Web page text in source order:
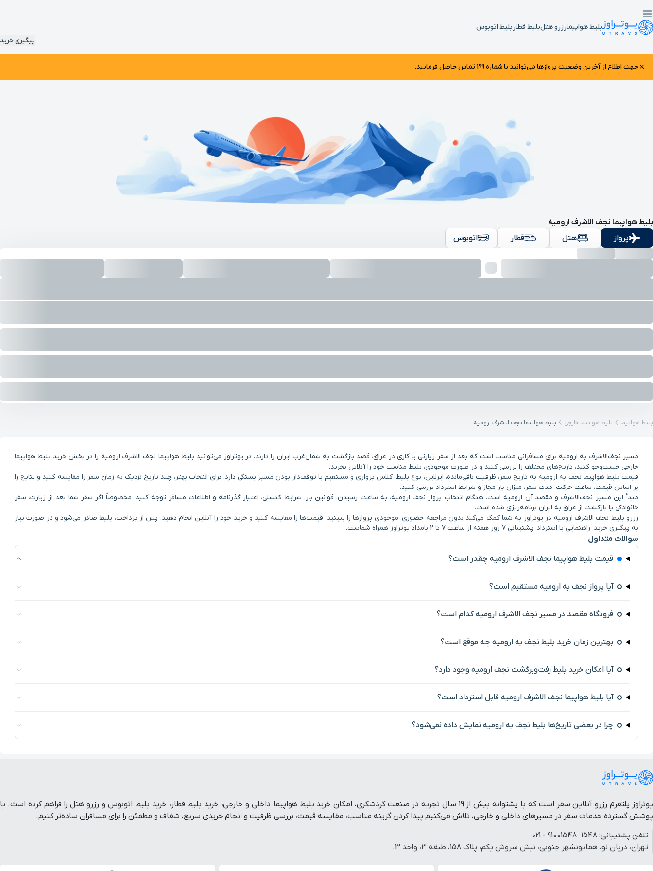
بلیط هواپیمارزرو هتلبلیط قطار بلیط اتوبوس
پیگیری خرید
جهت اطلاع از آخرین وضعیت پرواز‌ها می‌توانید با شماره 199 تماس حاصل فرمایید.
بلیط هواپیما نجف الاشرف ارومیه
پرواز
هتل قطار اتوبوس
بلیط هواپیما بلیط هواپیما خارجی بلیط هواپیما نجف الاشرف ارومیه
مسیر نجف‌الاشرف به ارومیه برای مسافرانی مناسب است که بعد از سفر زیارتی یا کاری در عراق، قصد بازگشت به شمال‌غرب ایران را دارند. در یوتراوز می‌توانید بلیط هواپیما نجف الاشرف ارومیه را در بخش خرید بلیط هواپیما
خارجی جست‌وجو کنید، تاریخ‌های مختلف را بررسی کنید و در صورت موجودی، بلیط مناسب خود را آنلاین بخرید.
قیمت بلیط هواپیما نجف به ارومیه به تاریخ سفر، ظرفیت باقی‌مانده، ایرلاین، نوع بلیط، کلاس پروازی و مستقیم یا توقف‌دار بودن مسیر بستگی دارد. برای انتخاب بهتر، چند تاریخ نزدیک به زمان سفر را مقایسه کنید و نتایج را
بر اساس قیمت، ساعت حرکت، مدت سفر، میزان بار مجاز و شرایط استرداد بررسی کنید.
مبدأ این مسیر نجف‌الاشرف و مقصد آن ارومیه است. هنگام انتخاب پرواز نجف ارومیه، به ساعت رسیدن، قوانین بار، شرایط کنسلی، اعتبار گذرنامه و اطلاعات مسافر توجه کنید؛ مخصوصاً اگر سفر شما بعد از زیارت، سفر
خانوادگی یا بازگشت از عراق به ایران برنامه‌ریزی شده است.
رزرو بلیط نجف الاشرف ارومیه در یوتراوز به شما کمک می‌کند بدون مراجعه حضوری، موجودی پروازها را ببینید، قیمت‌ها را مقایسه کنید و خرید خود را آنلاین انجام دهید. پس از پرداخت، بلیط صادر می‌شود و در صورت نیاز
به پیگیری خرید، راهنمایی یا استرداد، پشتیبانی 7 روز هفته از ساعت 7 تا 2 بامداد یوتراوز همراه شماست.
سوالات متداول
قیمت بلیط هواپیما نجف الاشرف ارومیه چقدر است؟
آیا پرواز نجف به ارومیه مستقیم است؟
فرودگاه مقصد در مسیر نجف الاشرف ارومیه کدام است؟
بهترین زمان خرید بلیط نجف به ارومیه چه موقع است؟
آیا امکان خرید بلیط رفت‌وبرگشت نجف ارومیه وجود دارد؟
آیا بلیط هواپیما نجف الاشرف ارومیه قابل استرداد است؟
چرا در بعضی تاریخ‌ها بلیط نجف به ارومیه نمایش داده نمی‌شود؟
یوتراوز پلتفرم رزرو آنلاین سفر است که با پشتوانه بیش از ۱۹ سال تجربه در صنعت گردشگری، امکان خرید بلیط هواپیما داخلی و خارجی، خرید بلیط قطار، خرید بلیط اتوبوس و رزرو هتل را فراهم کرده است. با
پوشش گسترده خدمات سفر در مسیرهای داخلی و خارجی، تلاش می‌کنیم پیدا کردن گزینه مناسب، مقایسه قیمت، بررسی ظرفیت و انجام خریدی سریع، شفاف و مطمئن را برای مسافران ساده‌تر کنیم.
تلفن پشتیبانی: 1548
91001548 - 021
تهران، دریان نو، همایونشهر جنوبی، نبش سروش یکم، پلاک 158، طبقه 3، واحد 3.